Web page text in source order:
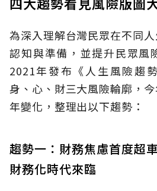
為深入理解台灣民眾在不同
認知與準備，並提升民眾風
2021年發布《人生風險趨
身、心、財三大風險輪廓，
年變化，整理出以下趨勢：
趨勢一：財務焦慮首度超
財務化時代來臨